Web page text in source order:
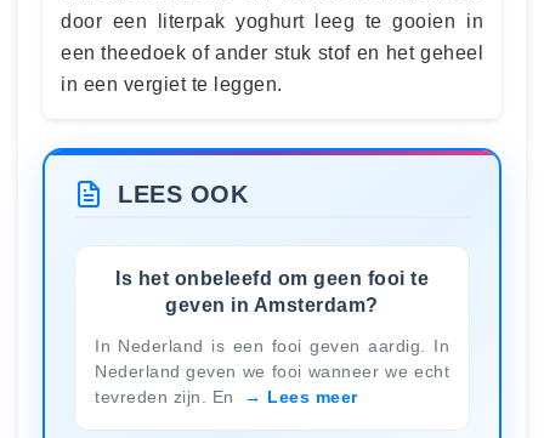
door een literpak yoghurt leeg te gooien in
een theedoek of ander stuk stof en het geheel
in een vergiet te leggen.
LEES OOK
Is het onbeleefd om geen fooi te
geven in Amsterdam?
In Nederland is een fooi geven aardig. In
Nederland geven we fooi wanneer we echt
tevreden zijn. En
Lees meer